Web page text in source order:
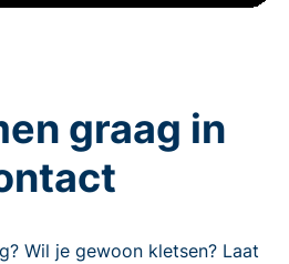
graag in
Wil je gewoon kletsen? Laat